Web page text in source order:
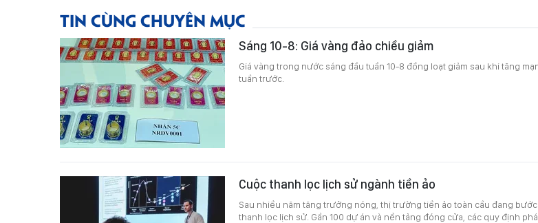
TIN CÙNG CHUYÊN MỤC
Sáng 10-8: Giá vàng đảo chiều giảm
Giá vàng trong nước sáng đầu tuần 10-8 đồng loạt giảm sau khi tăng
tuần trước.
Cuộc thanh lọc lịch sử ngành tiền ảo
Sau nhiều năm tăng trưởng nóng, thị trường tiền ảo toàn cầu đang
thanh lọc lịch sử. Gần 100 dự án và nền tảng đóng cửa, các quy định